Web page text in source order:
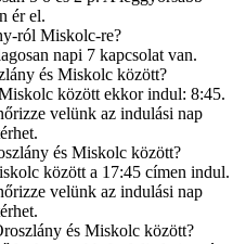
ér el.
ról Miskolc-re?
napi 7 kapcsolat van.
és Miskolc között?
között ekkor indul: 8:45.
velünk az indulási nap
és Miskolc között?
között a 17:45 címen indul.
velünk az indulási nap
és Miskolc között?